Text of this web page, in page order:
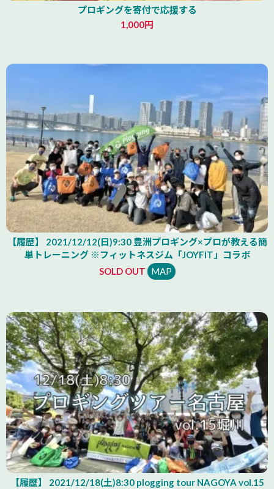
プロギングを寄付で応援する
1,000円
【履歴】 2021/12/12(日)9:30 豊洲プロギング×プロが教える簡
単トレーニング ※フィットネスジム「JOYFIT」コラボ
SOLD OUT
MAP
【履歴】 2021/12/18(土)8:30 plogging tour NAGOYA vol.15